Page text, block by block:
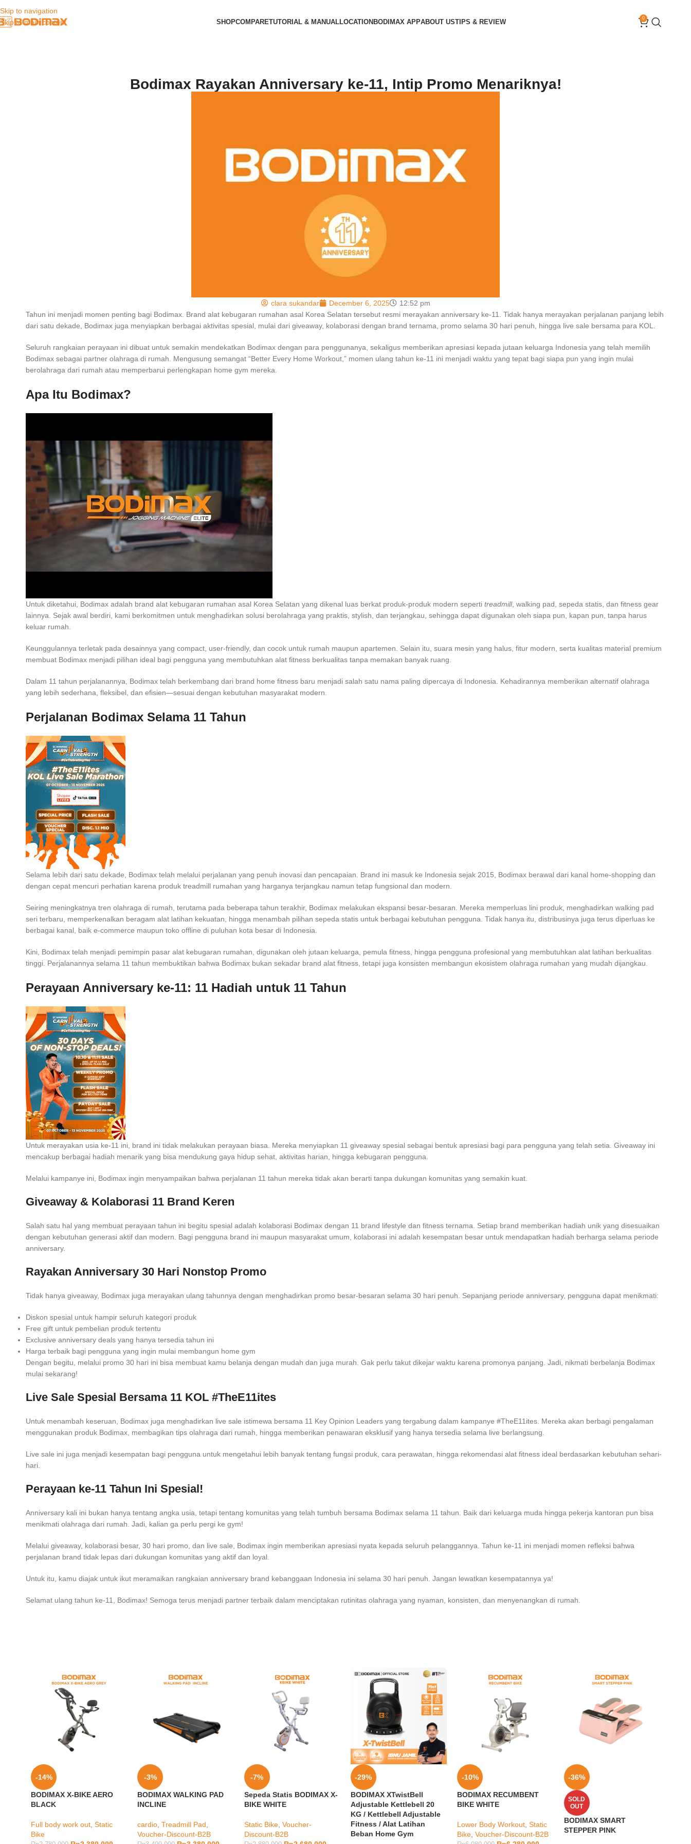
Skip to navigation
Skip to main content
SHOPCOMPARETUTORIAL & MANUALLOCATIONBODIMAX APPABOUT USTIPS & REVIEW 0
Bodimax Rayakan Anniversary ke-11, Intip Promo Menariknya!
clara sukandar December 6, 2025
12:52 pm
Tahun ini menjadi momen penting bagi Bodimax. Brand alat kebugaran rumahan asal Korea Selatan tersebut resmi merayakan anniversary ke-11. Tidak hanya merayakan perjalanan panjang lebih
dari satu dekade, Bodimax juga menyiapkan berbagai aktivitas spesial, mulai dari giveaway, kolaborasi dengan brand ternama, promo selama 30 hari penuh, hingga live sale bersama para KOL.
Seluruh rangkaian perayaan ini dibuat untuk semakin mendekatkan Bodimax dengan para penggunanya, sekaligus memberikan apresiasi kepada jutaan keluarga Indonesia yang telah memilih
Bodimax sebagai partner olahraga di rumah. Mengusung semangat “Better Every Home Workout,” momen ulang tahun ke-11 ini menjadi waktu yang tepat bagi siapa pun yang ingin mulai
berolahraga dari rumah atau memperbarui perlengkapan home gym mereka.
Apa Itu Bodimax?
Untuk diketahui, Bodimax adalah brand alat kebugaran rumahan asal Korea Selatan yang dikenal luas berkat produk-produk modern seperti treadmill, walking pad, sepeda statis, dan fitness gear
lainnya. Sejak awal berdiri, kami berkomitmen untuk menghadirkan solusi berolahraga yang praktis, stylish, dan terjangkau, sehingga dapat digunakan oleh siapa pun, kapan pun, tanpa harus
keluar rumah.
Keunggulannya terletak pada desainnya yang compact, user-friendly, dan cocok untuk rumah maupun apartemen. Selain itu, suara mesin yang halus, fitur modern, serta kualitas material premium
membuat Bodimax menjadi pilihan ideal bagi pengguna yang membutuhkan alat fitness berkualitas tanpa memakan banyak ruang.
Dalam 11 tahun perjalanannya, Bodimax telah berkembang dari brand home fitness baru menjadi salah satu nama paling dipercaya di Indonesia. Kehadirannya memberikan alternatif olahraga
yang lebih sederhana, fleksibel, dan efisien—sesuai dengan kebutuhan masyarakat modern.
Perjalanan Bodimax Selama 11 Tahun
Selama lebih dari satu dekade, Bodimax telah melalui perjalanan yang penuh inovasi dan pencapaian. Brand ini masuk ke Indonesia sejak 2015, Bodimax berawal dari kanal home-shopping dan
dengan cepat mencuri perhatian karena produk treadmill rumahan yang harganya terjangkau namun tetap fungsional dan modern.
Seiring meningkatnya tren olahraga di rumah, terutama pada beberapa tahun terakhir, Bodimax melakukan ekspansi besar-besaran. Mereka memperluas lini produk, menghadirkan walking pad
seri terbaru, memperkenalkan beragam alat latihan kekuatan, hingga menambah pilihan sepeda statis untuk berbagai kebutuhan pengguna. Tidak hanya itu, distribusinya juga terus diperluas ke
berbagai kanal, baik e-commerce maupun toko offline di puluhan kota besar di Indonesia.
Kini, Bodimax telah menjadi pemimpin pasar alat kebugaran rumahan, digunakan oleh jutaan keluarga, pemula fitness, hingga pengguna profesional yang membutuhkan alat latihan berkualitas
tinggi. Perjalanannya selama 11 tahun membuktikan bahwa Bodimax bukan sekadar brand alat fitness, tetapi juga konsisten membangun ekosistem olahraga rumahan yang mudah dijangkau.
Perayaan Anniversary ke-11: 11 Hadiah untuk 11 Tahun
Untuk merayakan usia ke-11 ini, brand ini tidak melakukan perayaan biasa. Mereka menyiapkan 11 giveaway spesial sebagai bentuk apresiasi bagi para pengguna yang telah setia. Giveaway ini
mencakup berbagai hadiah menarik yang bisa mendukung gaya hidup sehat, aktivitas harian, hingga kebugaran pengguna.
Melalui kampanye ini, Bodimax ingin menyampaikan bahwa perjalanan 11 tahun mereka tidak akan berarti tanpa dukungan komunitas yang semakin kuat.
Giveaway & Kolaborasi 11 Brand Keren
Salah satu hal yang membuat perayaan tahun ini begitu spesial adalah kolaborasi Bodimax dengan 11 brand lifestyle dan fitness ternama. Setiap brand memberikan hadiah unik yang disesuaikan
dengan kebutuhan generasi aktif dan modern. Bagi pengguna brand ini maupun masyarakat umum, kolaborasi ini adalah kesempatan besar untuk mendapatkan hadiah berharga selama periode
anniversary.
Rayakan Anniversary 30 Hari Nonstop Promo
Tidak hanya giveaway, Bodimax juga merayakan ulang tahunnya dengan menghadirkan promo besar-besaran selama 30 hari penuh. Sepanjang periode anniversary, pengguna dapat menikmati:
Diskon spesial untuk hampir seluruh kategori produk
Free gift untuk pembelian produk tertentu
Exclusive anniversary deals yang hanya tersedia tahun ini
Harga terbaik bagi pengguna yang ingin mulai membangun home gym
Dengan begitu, melalui promo 30 hari ini bisa membuat kamu belanja dengan mudah dan juga murah. Gak perlu takut dikejar waktu karena promonya panjang. Jadi, nikmati berbelanja Bodimax
mulai sekarang!
Live Sale Spesial Bersama 11 KOL #TheE11ites
Untuk menambah keseruan, Bodimax juga menghadirkan live sale istimewa bersama 11 Key Opinion Leaders yang tergabung dalam kampanye #TheE11ites. Mereka akan berbagi pengalaman
menggunakan produk Bodimax, membagikan tips olahraga dari rumah, hingga memberikan penawaran eksklusif yang hanya tersedia selama live berlangsung.
Live sale ini juga menjadi kesempatan bagi pengguna untuk mengetahui lebih banyak tentang fungsi produk, cara perawatan, hingga rekomendasi alat fitness ideal berdasarkan kebutuhan sehari-
hari.
Perayaan ke-11 Tahun Ini Spesial!
Anniversary kali ini bukan hanya tentang angka usia, tetapi tentang komunitas yang telah tumbuh bersama Bodimax selama 11 tahun. Baik dari keluarga muda hingga pekerja kantoran pun bisa
menikmati olahraga dari rumah. Jadi, kalian ga perlu pergi ke gym!
Melalui giveaway, kolaborasi besar, 30 hari promo, dan live sale, Bodimax ingin memberikan apresiasi nyata kepada seluruh pelanggannya. Tahun ke-11 ini menjadi momen refleksi bahwa
perjalanan brand tidak lepas dari dukungan komunitas yang aktif dan loyal.
Untuk itu, kamu diajak untuk ikut meramaikan rangkaian anniversary brand kebanggaan Indonesia ini selama 30 hari penuh. Jangan lewatkan kesempatannya ya!
Selamat ulang tahun ke-11, Bodimax! Semoga terus menjadi partner terbaik dalam menciptakan rutinitas olahraga yang nyaman, konsisten, dan menyenangkan di rumah.
-14%
BODIMAX X-BIKE AERO
BLACK
Full body work out Static
Bike
-3%
BODIMAX WALKING PAD
INCLINE
cardio Treadmill Pad
Voucher-Discount-B2B
-7%
Sepeda Statis BODIMAX X-
BIKE WHITE
Static Bike, Voucher-
Discount-B2B
-29%
BODIMAX XTwistBell
Adjustable Kettlebell 20
KG / Kettlebell Adjustable
Fitness / Alat Latihan
Beban Home Gym
-10%
BODIMAX RECUMBENT
BIKE WHITE
Lower Body Workout Static
Bike Voucher-Discount-B2B
-36%
SOLD
OUT
BODIMAX SMART
STEPPER PINK